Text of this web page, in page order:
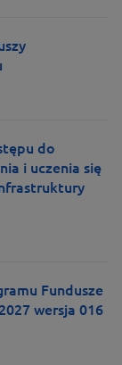
do
i uczenia się
Fundusze
wersja 016